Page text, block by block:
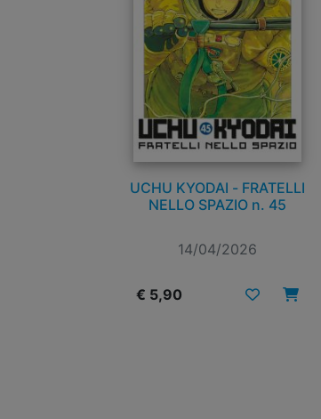
UCHU KYODAI - FRATELLI
NELLO SPAZIO n. 45
14/04/2026
€ 5,90